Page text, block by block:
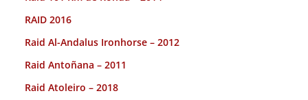
RAID 2016
Raid Al-Andalus Ironhorse – 2012
Raid Antoñana – 2011
Raid Atoleiro – 2018